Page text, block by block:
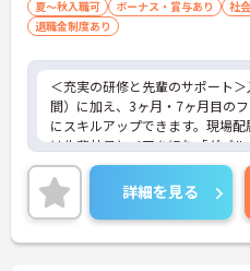
夏～秋入職可
ボーナス・賞与あり 社
退職金制度あり
＜充実の研修と先輩のサポート
間）に加え、3ヶ月・7ヶ月目の
にスキルアップできます。現場
は先輩社員とペアを組む「ダブ
習得できるので、一人で抱え込
ん。
＜頑張りが給与に直結！専門性
＞経験やスキルがしっかり給与
です。定期昇給に加え、独自の
詳細を見る